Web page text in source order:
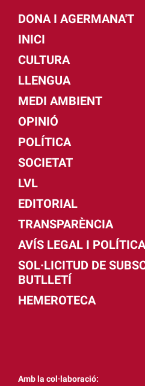
DONA I AGERMANA'T
INICI
CULTURA
LLENGUA
MEDI AMBIENT
OPINIÓ
POLÍTICA
SOCIETAT
LVL
EDITORIAL
TRANSPARÈNCIA
AVÍS LEGAL I
SOL·LICITUD DE
BUTLLETÍ
HEMEROTECA
Amb la col·laboració: